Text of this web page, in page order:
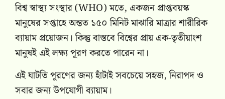
বিশ্ব স্বাস্থ্য সংস্থার (WHO) মতে, একজন প্রাপ্তবয়স্ক
মানুষের সপ্তাহে অন্তত ১৫০ মিনিট মাঝারি মাত্রার শারীরিক
ব্যায়াম প্রয়োজন। কিন্তু বাস্তবে বিশ্বের প্রায় এক-তৃতীয়াংশ
মানুষই এই লক্ষ্য পূরণ করতে পারেন না।
এই ঘাটতি পূরণের জন্য হাঁটাই সবচেয়ে সহজ, নিরাপদ ও
সবার জন্য উপযোগী ব্যায়াম।